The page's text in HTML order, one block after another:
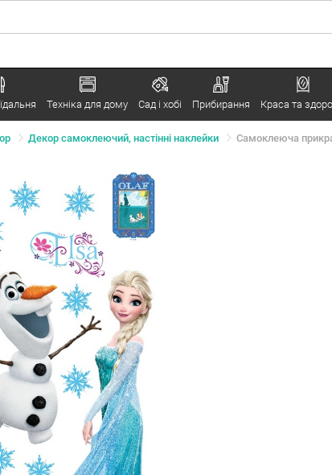
Техніка для дому Сад і хобі Прибирання Краса та
Декор самоклеючий, настінні наклейки Самоклеюча